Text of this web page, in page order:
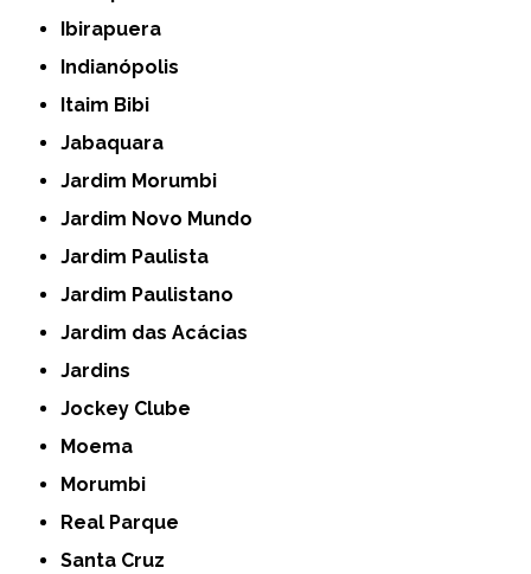
Ibirapuera
Indianópolis
Itaim Bibi
Jabaquara
Jardim Morumbi
Jardim Novo Mundo
Jardim Paulista
Jardim Paulistano
Jardim das Acácias
Jardins
Jockey Clube
Moema
Morumbi
Real Parque
Santa Cruz